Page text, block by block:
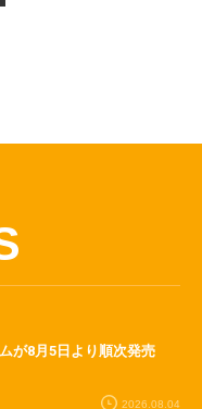
が8月5日より順次発売
2026.08.04